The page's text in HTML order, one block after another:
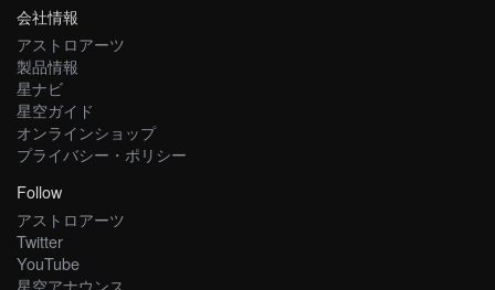
会社情報
アストロアーツ
製品情報
星ナビ
星空ガイド
オンラインショップ
プライバシー・ポリシー
Follow
アストロアーツ
Twitter
YouTube
星空アナウンス